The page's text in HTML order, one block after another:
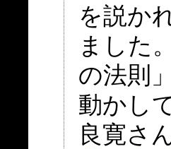
を説か
ました
の法則
動かし
良寛さ